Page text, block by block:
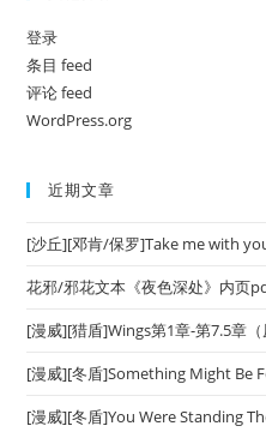
登录
条目 feed
评论 feed
WordPress.org
近期文章
[沙丘][邓肯/保罗]Take me with
花邪/邪花文本《夜色深处》内页
[漫威][猎盾]Wings第1章-第7.5章（
[漫威][冬盾]Something Might Be
[漫威][冬盾]You Were Standing